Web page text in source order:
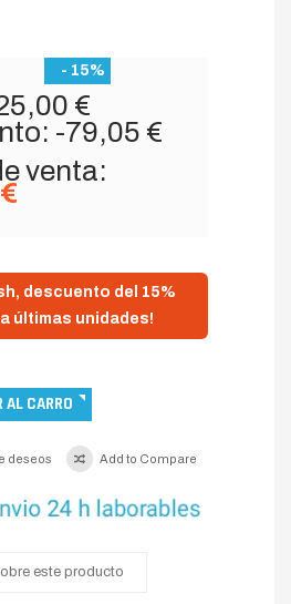
- 15%
€
-79,05 €
venta:
descuento del 15%
últimas unidades!
deseos Add to Compare
este producto